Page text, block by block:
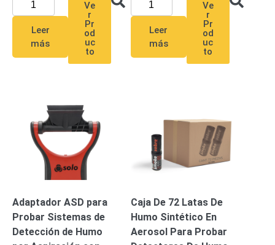
de
Energía
PoE
de Largo
Alcance UPS
Completos
IP
Megapixel
TurboHD
de 4
CanalesTurboHD
de 8
Canales
Monitores
Pantallas
y
Leer
más
Ve
r
Pr
od
uc
to
Leer
más
Ve
r
Pr
od
uc
to
Adaptador ASD para
Probar Sistemas de
Detección de Humo
Caja De 72 Latas De
Humo Sintético En
Aerosol Para Probar